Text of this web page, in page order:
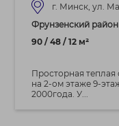
г. Минск, ул.
Фрунзенский район
90 / 48 / 12 м²
Просторная теплая
на 2-ом этаже 9-
2000года. У...